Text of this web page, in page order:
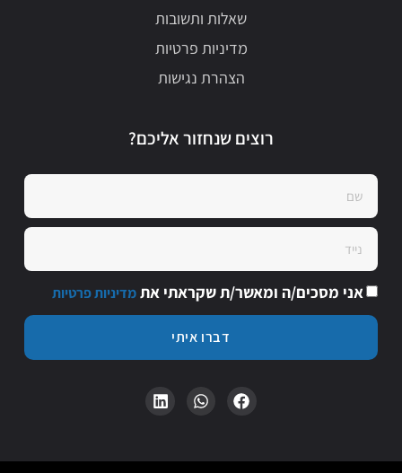
שאלות ותשובות
מדיניות פרטיות
הצהרת נגישות
רוצים שנחזור אליכם?
אני מסכים/ה ומאשר/ת שקראתי אתמדיניות פרטיות
דברו איתי